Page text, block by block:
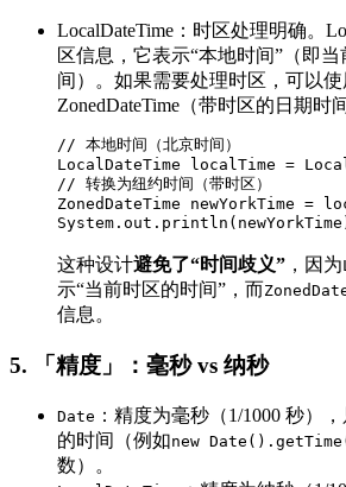
LocalDateTime：时区处理明确。
区信息，它表示“本地时间”（即
间）。如果需要处理时区，可以使
ZonedDateTime（带时区的日期时
// 本地时间（北京时间）
LocalDateTime localTime =
// 转换为纽约时间（带时区）
ZonedDateTime newYorkTime =
这种设计避免了“时间歧义” ，因为
示“当前时区的时间”，而
信息。
5. 「精度」：毫秒 vs 纳秒
Date ：精度为毫秒（1/1000 秒）
的时间（例如new
数）。